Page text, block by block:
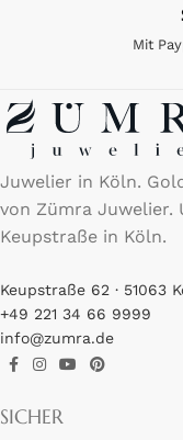
Mit
Juwelier in Köln.
von Zümra Juwelier.
Keupstraße in Köln.
Keupstraße 62 · 51063
+49 221 34 66 9999
info@zumra.de
SICHER